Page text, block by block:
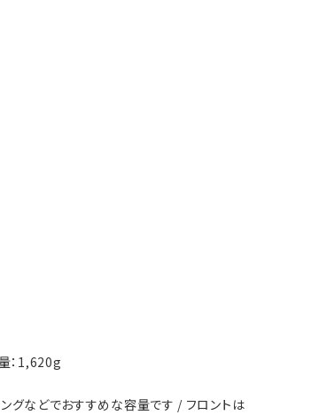
：1,620g
グなどでおすすめな容量です / フロントは